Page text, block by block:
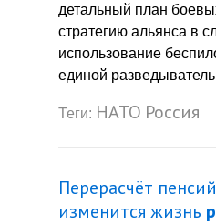
детальный план
стратегию альянса в
использование
единой
Теги: НАТО Россия
Перерасчёт
изменится жизнь